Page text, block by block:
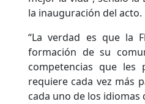
la inauguración del acto.
“La verdad es que la
formación de su
competencias que les
requiere cada vez más
cada uno de los idiomas